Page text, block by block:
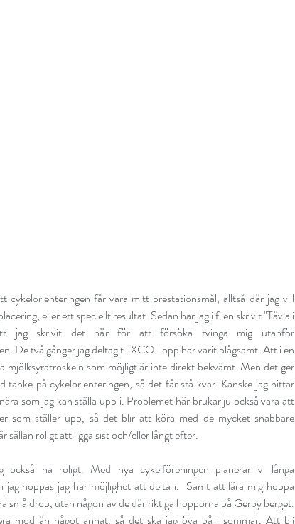
cykelorienteringen får vara mitt prestationsmål, alltså där jag vill
eller ett speciellt resultat. Sedan har jag i filen skrivit "Tävla i
jag skrivit det här för att försöka tvinga mig utanför
De två gånger jag deltagit i XCO-lopp har varit plågsamt. Att i en
mjölksyratröskeln som möjligt är inte direkt bekvämt. Men det ger
tanke på cykelorienteringen, så det får stå kvar. Kanske jag hittar
som jag kan ställa upp i. Problemet här brukar ju också vara att
som ställer upp, så det blir att köra med de mycket snabbare
sällan roligt att ligga sist och/eller långt efter.
också ha roligt. Med nya cykelföreningen planerar vi långa
jag hoppas jag har möjlighet att delta i.  Samt att lära mig hoppa
små drop, utan någon av de där riktiga hopporna på Gerby berget.
mod än något annat, så det ska jag öva på i sommar. Att bli